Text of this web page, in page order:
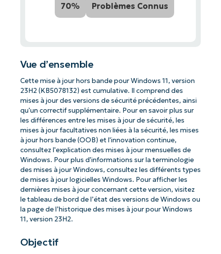
70% Problèmes Connus
Vue d’ensemble
Cette mise à jour hors bande pour Windows 11, version
23H2 (KB5078132) est cumulative. Il comprend des
mises à jour des versions de sécurité précédentes, ainsi
qu'un correctif supplémentaire. Pour en savoir plus sur
les différences entre les mises à jour de sécurité, les
mises à jour facultatives non liées à la sécurité, les mises
à jour hors bande (OOB) et l'innovation continue,
consultez l'explication des mises à jour mensuelles de
Windows. Pour plus d'informations sur la terminologie
des mises à jour Windows, consultez les différents types
de mises à jour logicielles Windows. Pour afficher les
dernières mises à jour concernant cette version, visitez
le tableau de bord de l’état des versions de Windows ou
la page de l’historique des mises à jour pour Windows
11, version 23H2.
Objectif